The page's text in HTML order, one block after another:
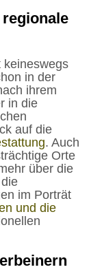
keineswegs
in der
ihrem
in die
auf die
. Auch
Orte
über die
im Porträt
und die